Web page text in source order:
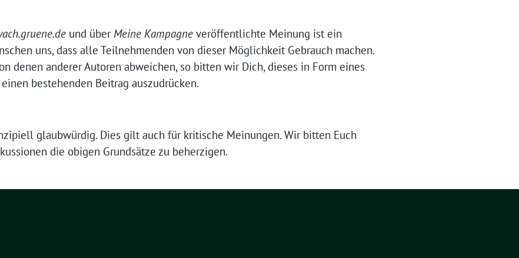
und überMeine Kampagne veröffentlichte Meinung ist ein
uns, dass alle Teilnehmenden von dieser Möglichkeit Gebrauch machen.
denen anderer Autoren abweichen, so bitten wir Dich, dieses in Form eines
bestehenden Beitrag auszudrücken.
glaubwürdig. Dies gilt auch für kritische Meinungen. Wir bitten Euch
die obigen Grundsätze zu beherzigen.